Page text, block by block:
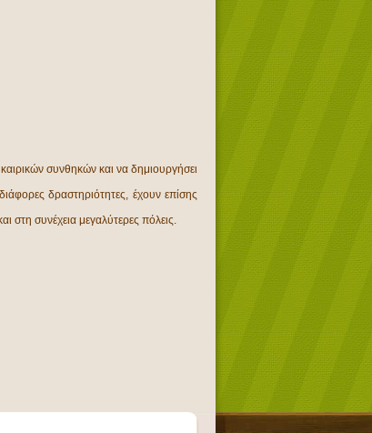
συνθηκών και να δημιουργήσει
δραστηριότητες, έχουν επίσης
στη συνέχεια μεγαλύτερες πόλεις.